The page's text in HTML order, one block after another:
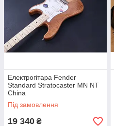
Електрогітара Fender
Standard Stratocaster MN NT
China
Під замовлення
19 340 ₴